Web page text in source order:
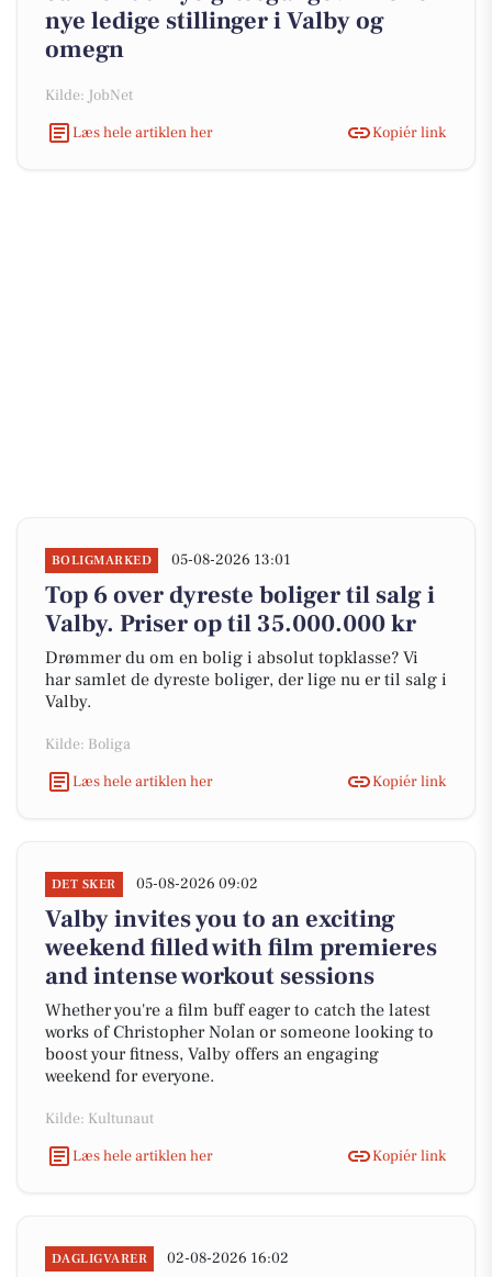
nye ledige stillinger i Valby og
omegn
Kilde: JobNet
Læs hele artiklen her
Kopiér link
BOLIGMARKED 05-08-2026 13:01
Top 6 over dyreste boliger til salg i
Valby. Priser op til 35.000.000 kr
Drømmer du om en bolig i absolut topklasse? Vi
har samlet de dyreste boliger, der lige nu er til salg i
Valby.
Kilde: Boliga
Læs hele artiklen her
Kopiér link
DET SKER 05-08-2026 09:02
Valby invites you to an exciting
weekend filled with film premieres
and intense workout sessions
Whether you're a film buff eager to catch the latest
works of Christopher Nolan or someone looking to
boost your fitness, Valby offers an engaging
weekend for everyone.
Kilde: Kultunaut
Læs hele artiklen her
Kopiér link
DAGLIGVARER 02-08-2026 16:02